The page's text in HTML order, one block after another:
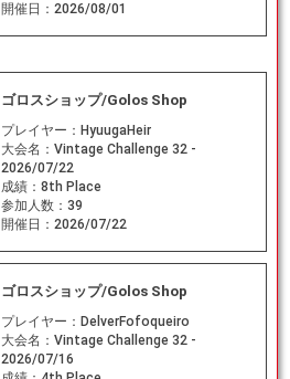
開催日： 2026/08/01
ゴロスショップ/Golos Shop
プレイヤー： HyuugaHeir
大会名： Vintage Challenge 32 -
2026/07/22
成績： 8th Place
参加人数： 39
開催日： 2026/07/22
ゴロスショップ/Golos Shop
プレイヤー： DelverFofoqueiro
大会名： Vintage Challenge 32 -
2026/07/16